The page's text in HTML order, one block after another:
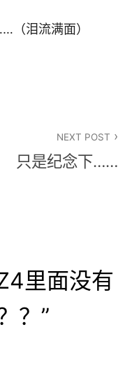
流满面）
NEXT POST
只是纪念下……
里面没有
？ ”